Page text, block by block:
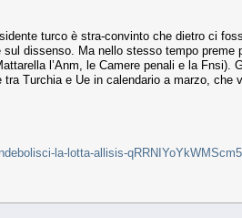
turco è stra-convinto che dietro ci
dissenso. Ma nello stesso tempo preme
l’Anm, le Camere penali e la Fnsi).
Turchia e Ue in calendario a marzo, che
la-lotta-allisis-